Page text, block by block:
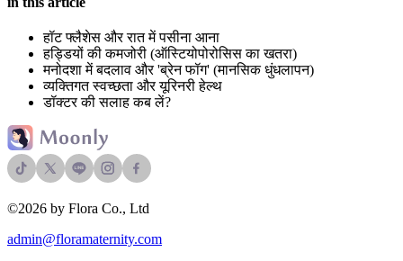
हॉट फ्लैशेस और रात में पसीना आना
हड्डियों की कमजोरी (ऑस्टियोपोरोसिस का खतरा)
मनोदशा में बदलाव और 'ब्रेन फॉग' (मानसिक धुंधलापन)
व्यक्तिगत स्वच्छता और यूरिनरी हेल्थ
डॉक्टर की सलाह कब लें?
©2026 by Flora Co., Ltd
admin@floramaternity.com